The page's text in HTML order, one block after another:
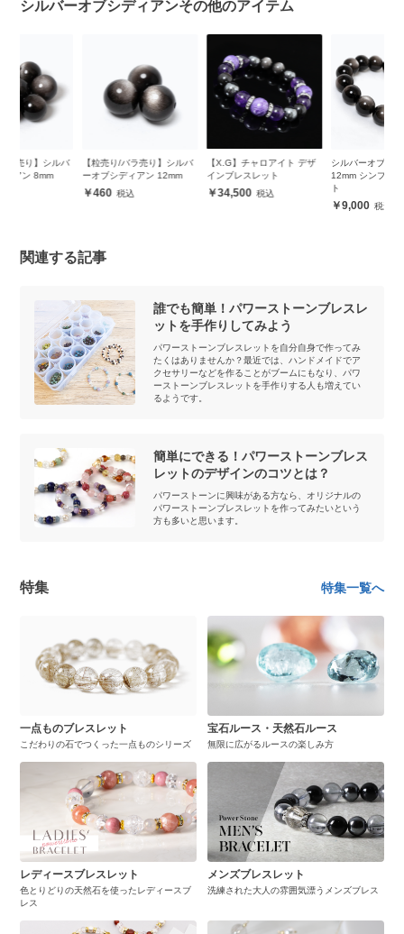
シルバーオブシディアンその他のアイテム
【粒売り/バラ売り】シルバ
ーオブシディアン 12mm
【X.G】チャロアイト デザ
インブレスレット
シルバーオブシディアン
12mm シンプルブレスレッ
ト
関連する記事
誰でも簡単！パワーストーンブレスレ
ットを手作りしてみよう
パワーストーンブレスレットを自分自身で作ってみ
たくはありませんか？最近では、ハンドメイドでア
クセサリーなどを作ることがブームにもなり、パワ
ーストーンブレスレットを手作りする人も増えてい
るようです。
簡単にできる！パワーストーンブレス
レットのデザインのコツとは？
パワーストーンに興味がある方なら、オリジナルの
パワーストーンブレスレットを作ってみたいという
方も多いと思います。
特集 特集一覧へ
一点ものブレスレット
こだわりの石でつくった一点ものシリーズ
宝石ルース・天然石ルース
無限に広がるルースの楽しみ方
レディースブレスレット
色とりどりの天然石を使ったレディースブ
レス
メンズブレスレット
洗練された大人の雰囲気漂うメンズブレス